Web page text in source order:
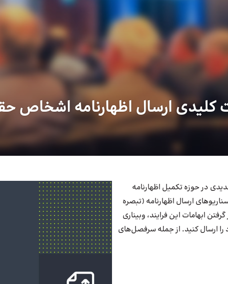
کلیدی ارسال اظهارنامه اشخاص
در حوزه تکمیل اظهارنامه
ارسال اظهارنامه (تبصره
گرفتن ابهامات این فرایند، وبیناری
را ارسال کنید. از جمله سرفصل‌های